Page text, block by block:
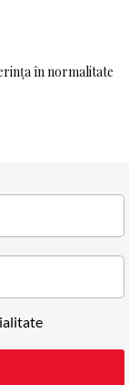
în normalitate